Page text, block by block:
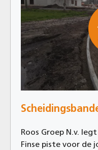
Roos Groep N.v.
Finse piste voor de